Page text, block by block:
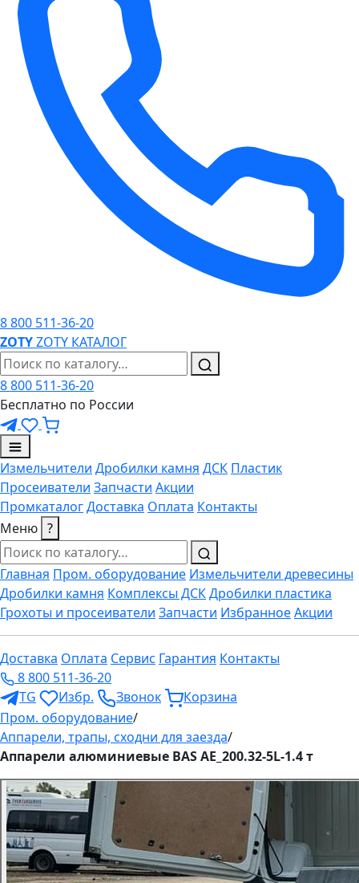
8 800 511-36-20
ZOTYZOTY КАТАЛОГ
8 800 511-36-20
Бесплатно по России
Измельчители Дробилки камня ДСК Пластик
Просеиватели Запчасти Акции
ПромкаталогДоставка Оплата Контакты
Меню ?
Главная Пром. оборудование Измельчители древесины
Дробилки камня Комплексы ДСКДробилки пластика
Грохоты и просеиватели Запчасти ИзбранноеАкции
Доставка Оплата Сервис Гарантия Контакты
8 800 511-36-20
TG
Избр. Звонок
Корзина
Пром. оборудование/
Аппарели, трапы, сходни для заезда/
Аппарели алюминиевые BAS AЕ_200.32-5L-1.4 т